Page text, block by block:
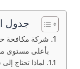
جدول
شركة مكافحة
بأعلى مستوى
لماذا تحتاج